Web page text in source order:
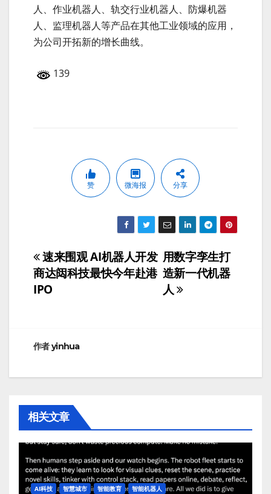
人、作业机器人、轨交行业机器人、防爆机器
人、监理机器人等产品在其他工业领域的应用，
为公司开拓新的增长曲线。
139
赞 微海报 分享
文
章
航
用数字孪生打
造新一代机器
人
速来围观 AI机器人开发
商达闼科技最快今年赴港
IPO
作者yinhua
相关文章
AI科技 智慧城市 智能教育 智能机器人